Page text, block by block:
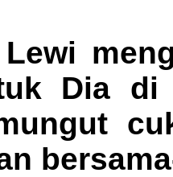
Dia di